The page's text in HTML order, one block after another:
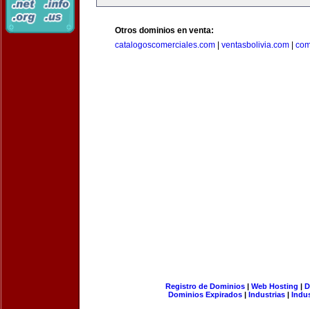
Otros dominios en venta:
catalogoscomerciales.com
ventasbolivia.com
Registro de Dominios| Web Hosting |
Dominios Expirados | Industrias |